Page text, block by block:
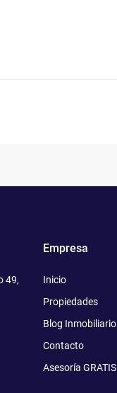
49,
Empresa
Inicio
Propiedades
Blog Inmobiliario
Contacto
Asesoría GRATIS